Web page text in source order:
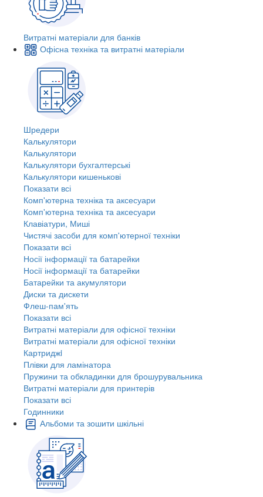
Витратні матеріали для банків
Офісна техніка та витратні матеріали
Шредери
Калькулятори
Калькулятори
Калькулятори бухгалтерські
Калькулятори кишенькові
Показати всі
Комп'ютерна техніка та аксесуари
Комп'ютерна техніка та аксесуари
Клавіатури, Миші
Чистячі засоби для комп'ютерної техніки
Показати всі
Носії інформації та батарейки
Носії інформації та батарейки
Батарейки та акумулятори
Диски та дискети
Флеш-пам'ять
Показати всі
Витратні матеріали для офісної техніки
Витратні матеріали для офісної техніки
Картриджi
Плівки для ламінатора
Пружини та обкладинки для брошурувальника
Витратні матеріали для принтерів
Показати всі
Годинники
Альбоми та зошити шкільні